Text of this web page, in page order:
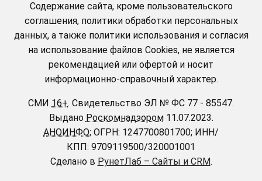
Содержание сайта, кроме пользовательского
соглашения, политики обработки персональных
данных, а также политики использования и согласия
на использование файлов Cookies, не является
рекомендацией или офертой и носит
информационно-справочный характер.
СМИ 16+. Свидетельство ЭЛ № ФС 77 - 85547.
Выдано Роскомнадзором11.07.2023.
АНОИНФО; ОГРН: 1247700801700; ИНН/
КПП: 9709119500/320001001
Сделано в РунетЛаб – Сайты и CRM.